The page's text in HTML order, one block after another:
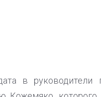
в руководители